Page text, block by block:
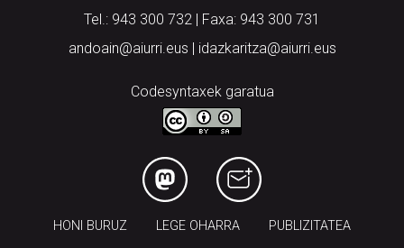
Tel.: 943 300 732 | Faxa: 943 300 731
andoain@aiurri.eus | idazkaritza@aiurri.eus
Codesyntaxek garatua
HONI BURUZ LEGE OHARRA PUBLIZITATEA